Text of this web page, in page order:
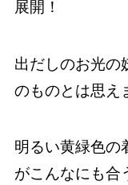
展開！
出だしのお光の
のものとは思え
明るい黄緑色の
がこんなにも合